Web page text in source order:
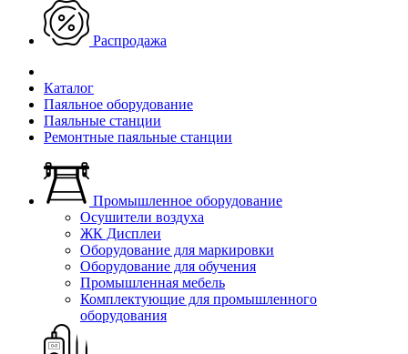
Распродажа
Каталог
Паяльное оборудование
Паяльные станции
Ремонтные паяльные станции
Промышленное оборудование
Осушители воздуха
ЖК Дисплеи
Оборудование для маркировки
Оборудование для обучения
Промышленная мебель
Комплектующие для промышленного
оборудования